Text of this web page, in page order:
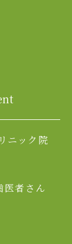
ニック院
医者さん